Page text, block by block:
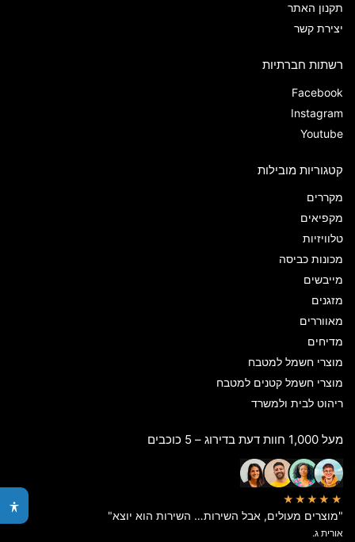
תקנון האתר
יצירת קשר
רשתות חברתיות
Facebook
Instagram
Youtube
קטגוריות מובילות
מקררים
מקפיאים
טלוויזיות
מכונות כביסה
מייבשים
מזגנים
מאווררים
מדיחים
מוצרי חשמל למטבח
מוצרי חשמל קטנים למטבח
ריהוט לבית ולמשרד
מעל 1,000 חוות דעת בדירוג – 5 כוכבים
★★★★★
"מוצרים מעולים, אבל השירות… השירות הוא יוצא"
אורית ג.